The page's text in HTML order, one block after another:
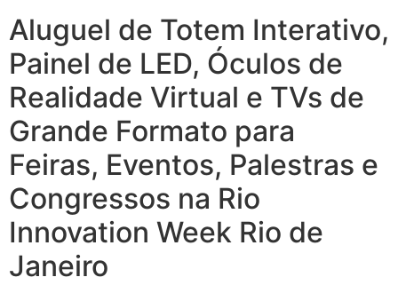
Aluguel de Totem Interativo,
Painel de LED, Óculos de
Realidade Virtual e TVs de
Grande Formato para
Feiras, Eventos, Palestras e
Congressos na Rio
Innovation Week Rio de
Janeiro